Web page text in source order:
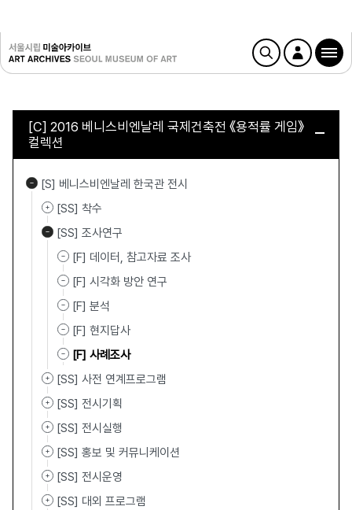
[C] 2016 베니스비엔날레 국제건축전 《용적률 게임》
컬렉션
[S] 베니스비엔날레 한국관 전시
[SS] 착수
[SS] 조사연구
[F] 데이터, 참고자료 조사
[F] 시각화 방안 연구
[F] 분석
[F] 현지답사
[F] 사례조사
[SS] 사전 연계프로그램
[SS] 전시기획
[SS] 전시실행
[SS] 홍보 및 커뮤니케이션
[SS] 전시운영
[SS] 대외 프로그램